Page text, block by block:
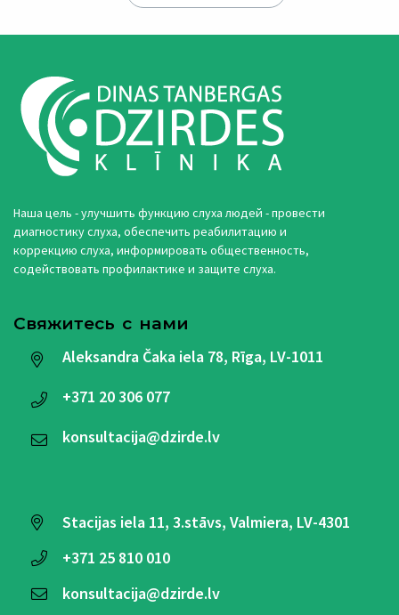
Наша цель - улучшить функцию слуха людей - провести
диагностику слуха, обеспечить реабилитацию и
коррекцию слуха, информировать общественность,
содействовать профилактике и защите слуха.
Свяжитесь с нами
Aleksandra Čaka iela 78, Rīga, LV-1011
+371 20 306 077
konsultacija@dzirde.lv
Stacijas iela 11, 3.stāvs, Valmiera, LV-4301
+371 25 810 010
konsultacija@dzirde.lv